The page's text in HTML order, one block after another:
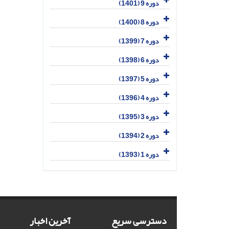
دوره 9 (1401)
دوره 8 (1400)
دوره 7 (1399)
دوره 6 (1398)
دوره 5 (1397)
دوره 4 (1396)
دوره 3 (1395)
دوره 2 (1394)
دوره 1 (1393)
دسترسی سریع آخرین اخبار